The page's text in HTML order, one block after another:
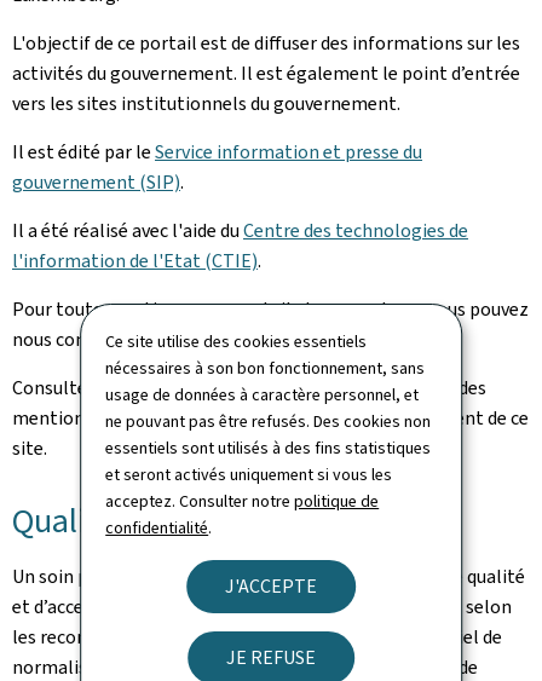
Ce site utilise des cookies essentiels
nécessaires à son bon fonctionnement, sans
usage de données à caractère personnel, et
ne pouvant pas être refusés. Des cookies non
essentiels sont utilisés à des fins statistiques
et seront activés uniquement si vous les
acceptez. Consulter notrepolitique de
confidentialité.
J'ACCEPTE
JE REFUSE
L'objectif de ce portail est de diffuser des informations sur les
activités du gouvernement. Il est également le point d’entrée
vers les sites institutionnels du gouvernement.
Il est édité par leService information et presse du
gouvernement (SIP).
Il a été réalisé avec l'aide duCentre des technologies de
l'information de l'Etat (CTIE).
Pour toute question sur ce portail et son contenu, vous pouvez
nous contacter via notreformulaire de contact
Consultez lanotice légalepour prendre connaissance des
mentions légales et des informations sur l’hébergement de ce
site.
Qualité
Un soin particulier a été pris pour garantir un niveau de qualité
et d’accessibilité satisfaisant. Ce portail est développé selon
les recommandations du référentiel Renow (Référentiel de
normalisation web du gouvernement du Grand-Duché de